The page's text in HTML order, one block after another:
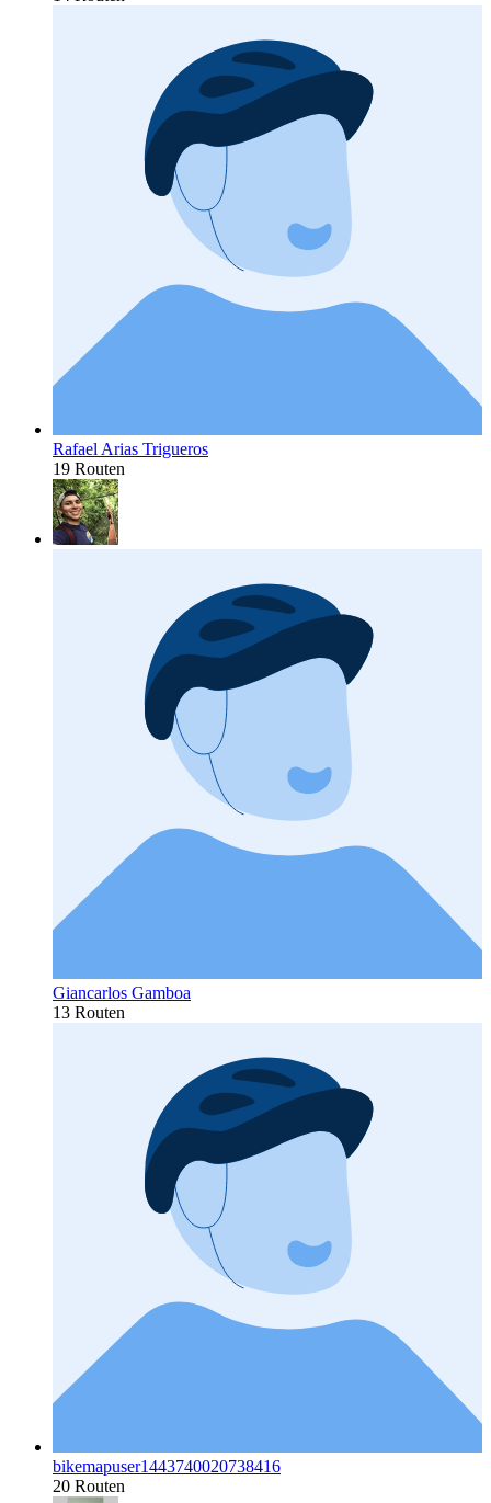
Rafael Arias Trigueros
19 Routen
Giancarlos Gamboa
13 Routen
bikemapuser1443740020738416
20 Routen